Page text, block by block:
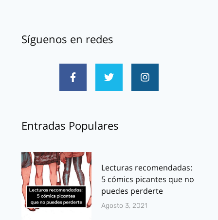
Síguenos en redes
Entradas Populares
Lecturas recomendadas:
5 cómics picantes que no
puedes perderte
Agosto 3, 2021